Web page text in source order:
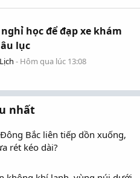
học để đạp xe khám
lục
- Hôm qua lúc 13:08
nhất
Bắc liên tiếp dồn xuống,
rét kéo dài?